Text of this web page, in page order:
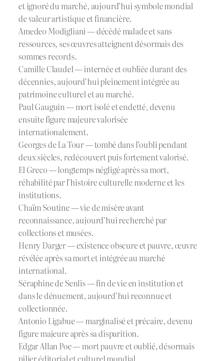
et ignoré du marché, aujourd’hui symbole mondial
de valeur artistique et financière.
Amedeo Modigliani — décédé malade et sans
ressources, ses œuvres atteignent désormais des
sommes records.
Camille Claudel — internée et oubliée durant des
décennies, aujourd’hui pleinement intégrée au
patrimoine culturel et au marché.
Paul Gauguin — mort isolé et endetté, devenu
ensuite figure majeure valorisée
internationalement.
Georges de La Tour — tombé dans l’oubli pendant
deux siècles, redécouvert puis fortement valorisé.
El Greco — longtemps négligé après sa mort,
réhabilité par l’histoire culturelle moderne et les
institutions.
Chaïm Soutine — vie de misère avant
reconnaissance, aujourd’hui recherché par
collections et musées.
Henry Darger — existence obscure et pauvre, œuvre
révélée après sa mort et intégrée au marché
international.
Séraphine de Senlis — fin de vie en institution et
dans le dénuement, aujourd’hui reconnue et
collectionnée.
Antonio Ligabue — marginalisé et précaire, devenu
figure majeure après sa disparition.
Edgar Allan Poe — mort pauvre et oublié, désormais
pilier éditorial et culturel mondial.